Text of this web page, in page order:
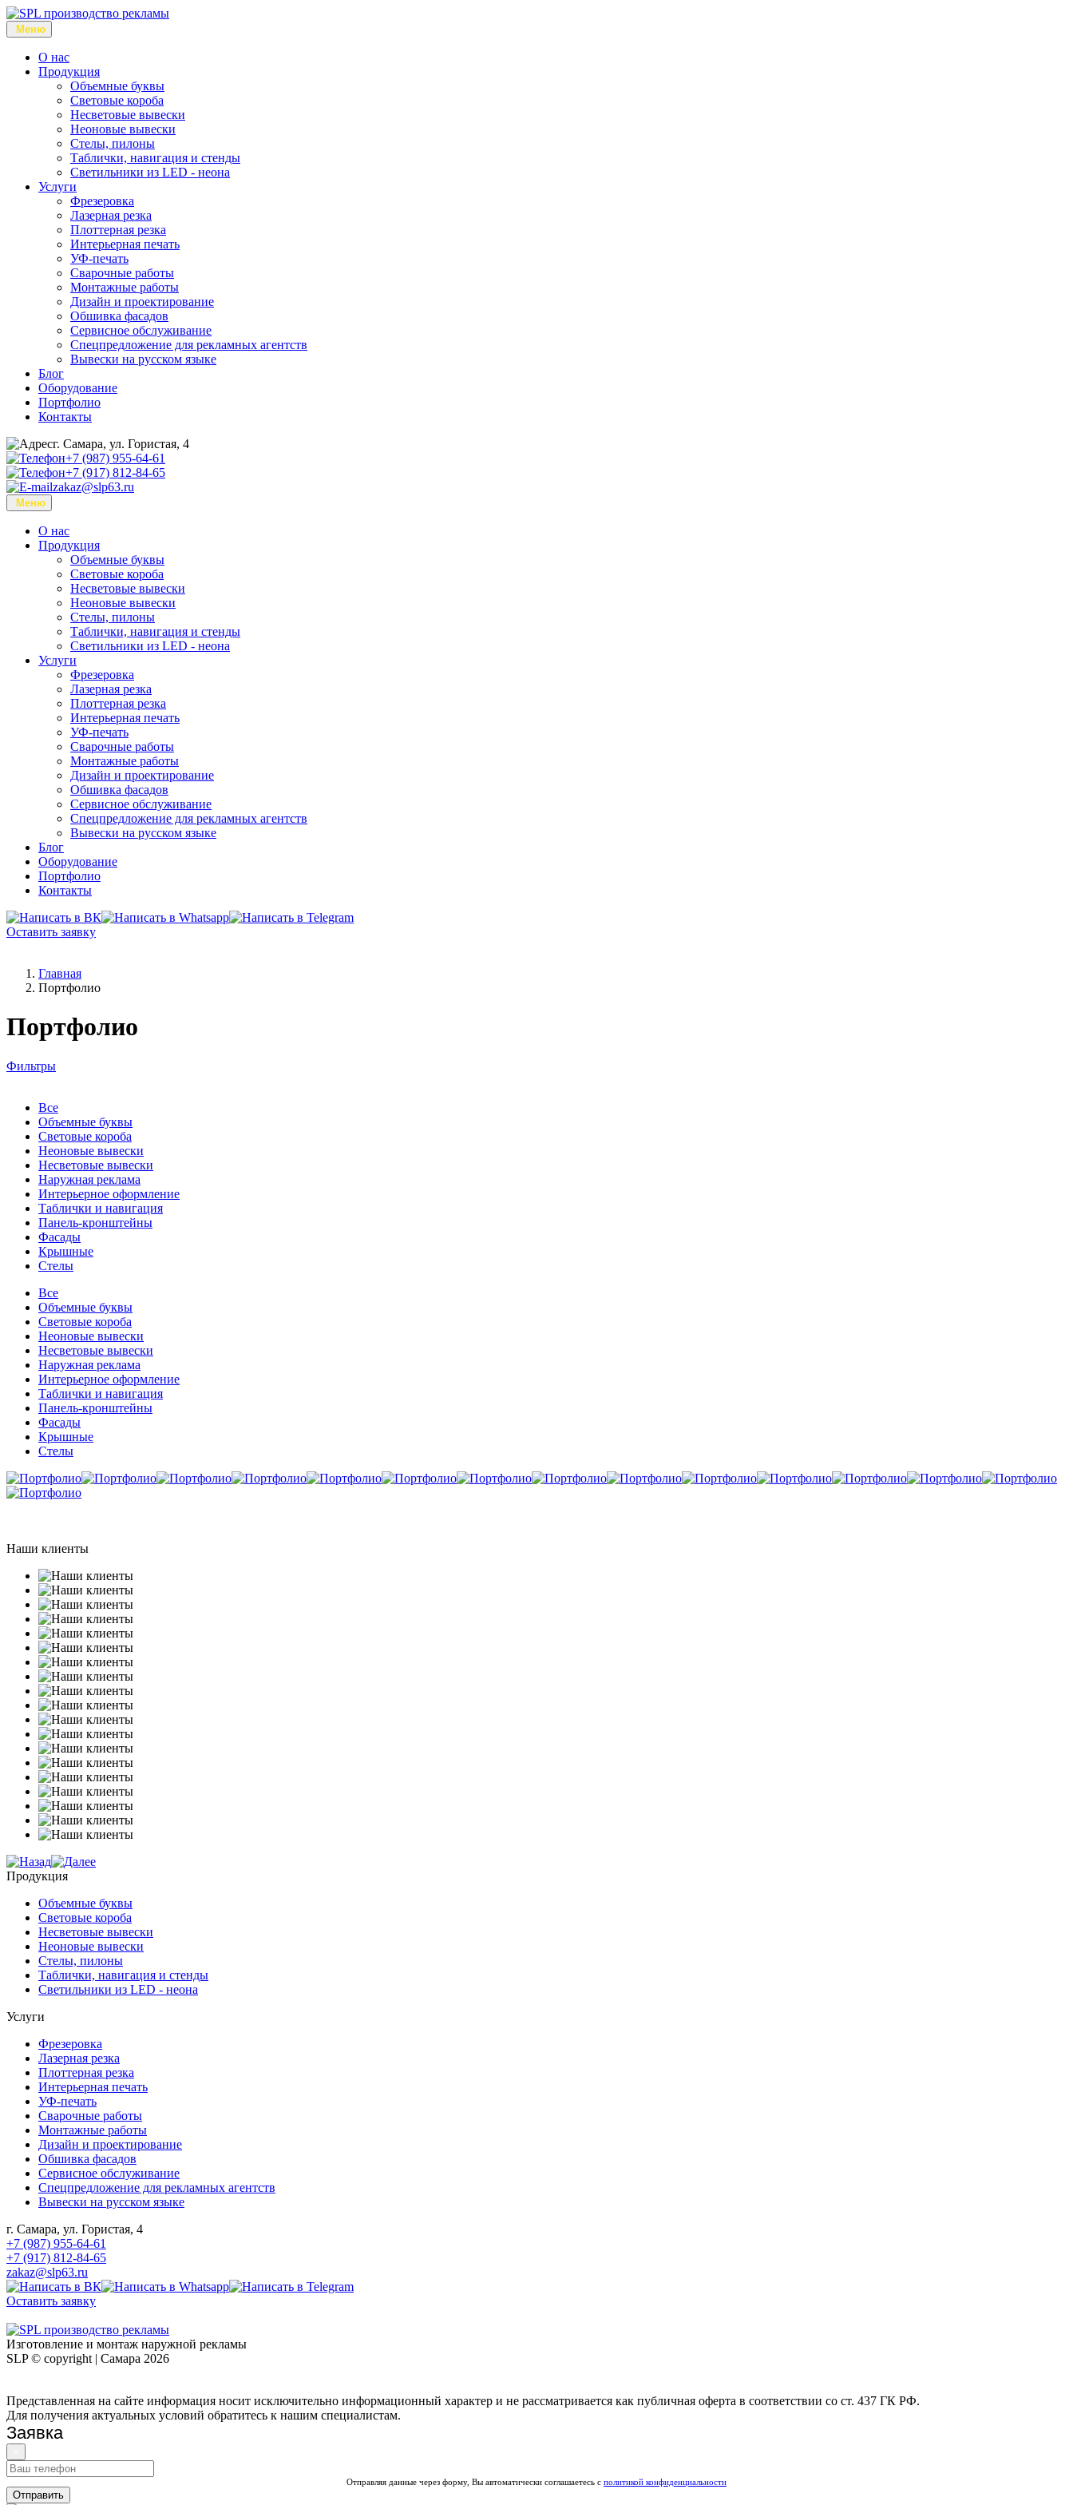
Меню
О нас
Продукция
Объемные буквы
Световые короба
Несветовые вывески
Неоновые вывески
Стелы, пилоны
Таблички, навигация и стенды
Светильники из LED - неона
Услуги
Фрезеровка
Лазерная резка
Плоттерная резка
Интерьерная печать
УФ-печать
Сварочные работы
Монтажные работы
Дизайн и проектирование
Обшивка фасадов
Сервисное обслуживание
Спецпредложение для рекламных агентств
Вывески на русском языке
Блог
Оборудование
Портфолио
Контакты
г. Самара, ул. Гористая, 4
+7 (987) 955-64-61
+7 (917) 812-84-65
zakaz@slp63.ru
Меню
О нас
Продукция
Объемные буквы
Световые короба
Несветовые вывески
Неоновые вывески
Стелы, пилоны
Таблички, навигация и стенды
Светильники из LED - неона
Услуги
Фрезеровка
Лазерная резка
Плоттерная резка
Интерьерная печать
УФ-печать
Сварочные работы
Монтажные работы
Дизайн и проектирование
Обшивка фасадов
Сервисное обслуживание
Спецпредложение для рекламных агентств
Вывески на русском языке
Блог
Оборудование
Портфолио
Контакты
Оставить заявку
Главная
Портфолио
Портфолио
Фильтры
Все
Объемные буквы
Световые короба
Неоновые вывески
Несветовые вывески
Наружная реклама
Интерьерное оформление
Таблички и навигация
Панель-кронштейны
Фасады
Крышные
Стелы
Все
Объемные буквы
Световые короба
Неоновые вывески
Несветовые вывески
Наружная реклама
Интерьерное оформление
Таблички и навигация
Панель-кронштейны
Фасады
Крышные
Стелы
Наши клиенты
Продукция
Объемные буквы
Световые короба
Несветовые вывески
Неоновые вывески
Стелы, пилоны
Таблички, навигация и стенды
Светильники из LED - неона
Услуги
Фрезеровка
Лазерная резка
Плоттерная резка
Интерьерная печать
УФ-печать
Сварочные работы
Монтажные работы
Дизайн и проектирование
Обшивка фасадов
Сервисное обслуживание
Спецпредложение для рекламных агентств
Вывески на русском языке
г. Самара, ул. Гористая, 4
+7 (987) 955-64-61
+7 (917) 812-84-65
zakaz@slp63.ru
Оставить заявку
Изготовление и монтаж наружной рекламы
SLP © copyright | Самара 2026
Представленная на сайте информация носит исключительно информационный характер и не рассматривается как публичная оферта в соответствии со ст. 437 ГК РФ.
Для получения актуальных условий обратитесь к нашим специалистам.
Заявка
Отправляя данные через форму, Вы автоматически соглашаетесь с политикой конфиденциальности
Отправить